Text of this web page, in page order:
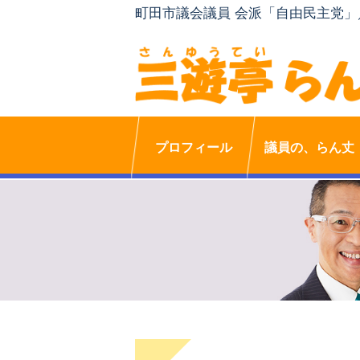
町田市議会議員 会派「自由民主党
プロフィール 議員の、らん丈